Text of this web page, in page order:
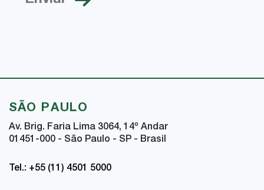
SÃO PAULO
Av. Brig. Faria Lima 3064, 14º Andar
01451-000 - São Paulo - SP - Brasil
Tel.: +55 (11) 4501 5000